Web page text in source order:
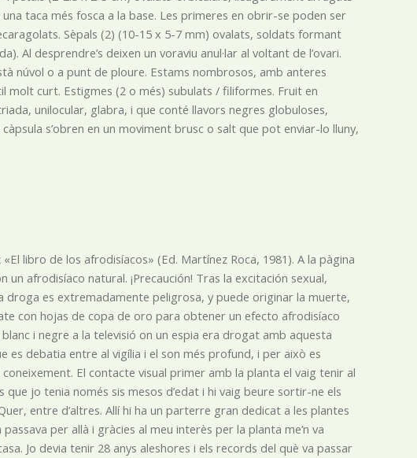
taca més fosca a la base. Les primeres en obrir-se poden ser
Sèpals (2) (10-15 x 5-7 mm) ovalats, soldats formant
Al desprendre’s deixen un voraviu anul·lar al voltant de l’ovari.
núvol o a punt de ploure. Estams nombrosos, amb anteres
molt curt. Estigmes (2 o més) subulats / filiformes. Fruit en
unilocular, glabra, i que conté llavors negres globuloses,
s’obren en un moviment brusc o salt que pot enviar-lo lluny,
libro de los afrodisíacos» (Ed. Martínez Roca, 1981). A la pàgina
afrodisíaco natural. ¡Precaución! Tras la excitación sexual,
es extremadamente peligrosa, y puede originar la muerte,
con hojas de copa de oro para obtener un efecto afrodisíaco
i negre a la televisió on un espia era drogat amb aquesta
es debatia entre al vigília i el son més profund, i per això es
El contacte visual primer amb la planta el vaig tenir al
jo tenia només sis mesos d’edat i hi vaig beure sortir-ne els
entre d’altres. Allí hi ha un parterre gran dedicat a les plantes
per allà i gràcies al meu interès per la planta me’n va
Jo devia tenir 28 anys aleshores i els records del què va passar